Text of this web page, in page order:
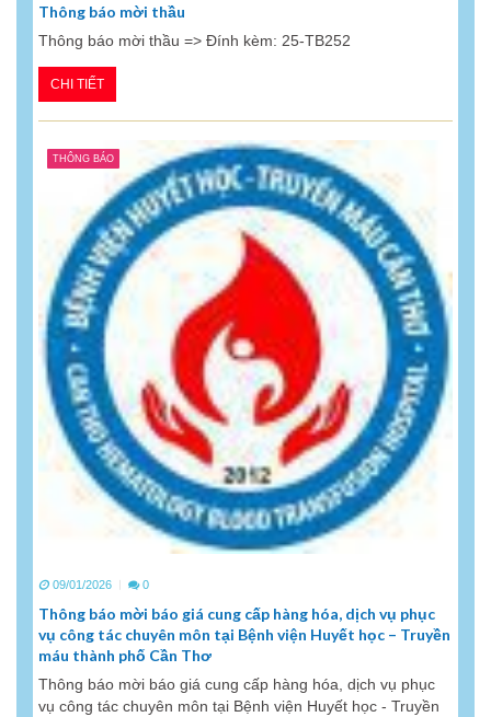
Thông báo mời thầu
Thông báo mời thầu => Đính kèm: 25-TB252
CHI TIẾT
THÔNG BÁO
09/01/2026 0
Thông báo mời báo giá cung cấp hàng hóa, dịch vụ phục
vụ công tác chuyên môn tại Bệnh viện Huyết học – Truyền
máu thành phố Cần Thơ
Thông báo mời báo giá cung cấp hàng hóa, dịch vụ phục
vụ công tác chuyên môn tại Bệnh viện Huyết học - Truyền